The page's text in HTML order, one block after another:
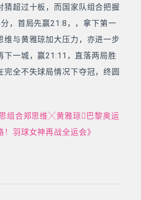
猜超过十板，而国家队组合把握
，首局先赢21:8，，拿下第一
维与黄雅琼加大压力，亦进一步
下一城，赢21:11，直落两局胜
完全不失球局情况下夺冠，终圆
组合郑思维╳黄雅琼巴黎奥运
羽球女神再战全运会》